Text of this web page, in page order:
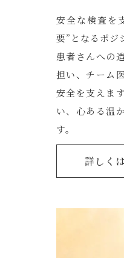
安全な検査を
要”となるポジ
患者さんへの
担い、チーム
安全を支えま
い、心ある温
す。
詳しく